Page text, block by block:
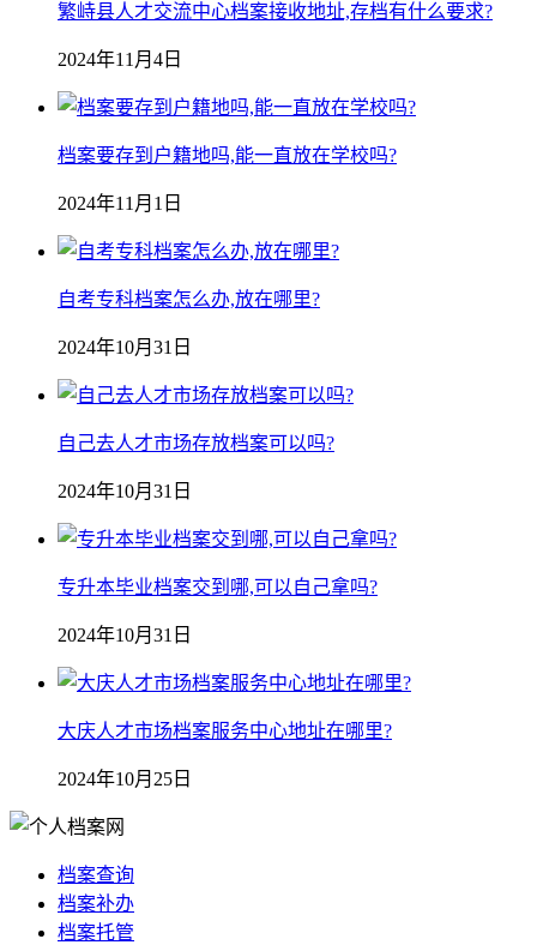
繁峙县人才交流中心档案接收地址,存档有什么要求?
2024年11月4日
档案要存到户籍地吗,能一直放在学校吗?
2024年11月1日
自考专科档案怎么办,放在哪里?
2024年10月31日
自己去人才市场存放档案可以吗?
2024年10月31日
专升本毕业档案交到哪,可以自己拿吗?
2024年10月31日
大庆人才市场档案服务中心地址在哪里?
2024年10月25日
档案查询
档案补办
档案托管